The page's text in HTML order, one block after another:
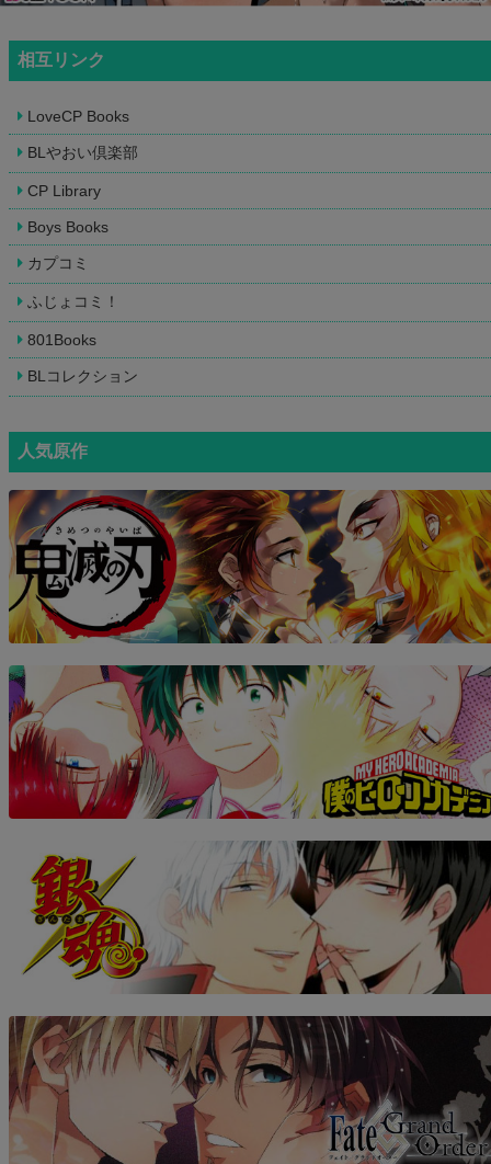
相互リンク
LoveCP Books
BLやおい倶楽部
CP Library
Boys Books
カプコミ
ふじょコミ！
801Books
BLコレクション
人気原作